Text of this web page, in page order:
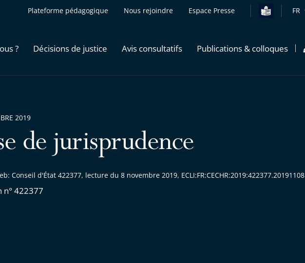
Plateforme pédagogique Nous rejoindre Espace Presse FR
? Décisions de justice Avis consultatifs Publications & colloques
de jurisprudence
Conseil d'État 422377, lecture du 8 novembre 2019, ECLI:FR:CECHR:2019:422377.20191108
n° 422377
2019